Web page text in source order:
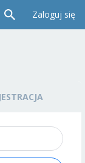
Zaloguj się